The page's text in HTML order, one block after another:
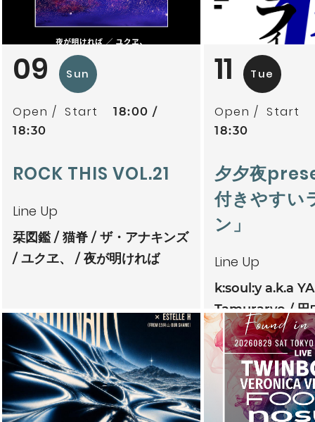
09 Sun
Open Start
18:00
18:30
ROCK THIS VOL.21
Line Up
栞図鑑 猫脊
ザ・アナキンズ
ユクヱ、
夜が明ければ
11 Tue
Open Start
18:30
夕夕夜
付きやすい
ン」
Line Up
k:soul:y a.k.a
Tamuraryo
田
mitoriz
杏仁ク
tsubatics + 松村
ケ無
夕夕夜